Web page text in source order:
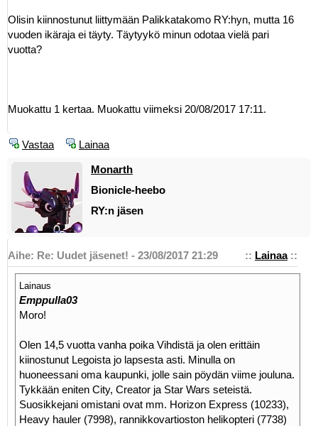
Olisin kiinnostunut liittymään Palikkatakomo RY:hyn, mutta 16
vuoden ikäraja ei täyty. Täytyykö minun odotaa vielä pari
vuotta?
Muokattu 1 kertaa. Muokattu viimeksi 20/08/2017 17:11.
Vastaa Lainaa
Monarth
Bionicle-heebo
RY:n jäsen
:: Lainaa::
Aihe: Re: Uudet jäsenet! - 23/08/2017 21:29
Lainaus
Emppulla03
Moro!
Olen 14,5 vuotta vanha poika Vihdistä ja olen erittäin
kiinostunut Legoista jo lapsesta asti. Minulla on
huoneessani oma kaupunki, jolle sain pöydän viime jouluna.
Tykkään eniten City, Creator ja Star Wars seteistä.
Suosikkejani omistani ovat mm. Horizon Express (10233),
Heavy hauler (7998), rannikkovartioston helikopteri (7738)